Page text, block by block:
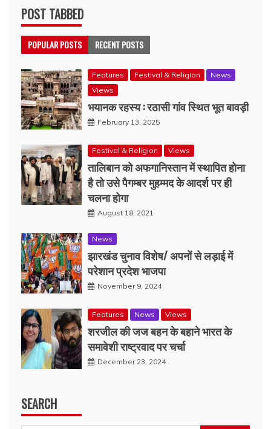
POST TABBED
POPULAR POSTS RECENT POSTS
Features Festival & Religion
News
Views
भयानक रहस्य : रठासी गांव स्थित भूत बावड़ी
February 13, 2025
Festival & Religion Views
तालिबान को अफगानिस्तान में स्थापित होना
है तो उसे पैगम्बर मुहम्मद के आदर्श पर ही
चलना होगा
August 18, 2021
News
झारखंड चुनाव विशेष/ अपनों से लड़ाई में
परेशान प्रदेश भाजपा
November 9, 2024
Features News Views
शरजील की जज बहन के बहाने भारत के
समावेशी राष्ट्रवाद पर चर्चा
December 23, 2024
SEARCH